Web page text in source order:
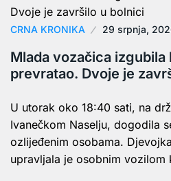
CRNA KRONIKA 29 srpnja,
Mlada vozačica
prevratao. Dvoje je
U utorak oko 18:40 sati, na
Ivanečkom Naselju, dogodila
ozlijeđenim osobama.
upravljala je osobnim vozilom